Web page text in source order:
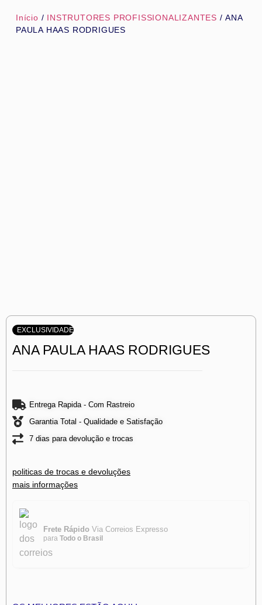
Início / INSTRUTORES PROFISSIONALIZANTES / ANA
PAULA HAAS RODRIGUES
EXCLUSIVIDADE
ANA PAULA HAAS RODRIGUES
Entrega Rapida - Com Rastreio
Garantia Total - Qualidade e Satisfação
7 dias para devolução e trocas
politicas de trocas e devoluções
mais informações
Frete Rápido Via Correios Expresso
para Todo o Brasil